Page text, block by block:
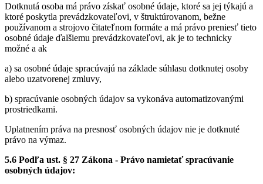
Dotknutá osoba má právo získať osobné údaje, ktoré sa jej týkajú a
ktoré poskytla prevádzkovateľovi, v štruktúrovanom, bežne
používanom a strojovo čitateľnom formáte a má právo preniesť tieto
osobné údaje ďalšiemu prevádzkovateľovi, ak je to technicky
možné a ak
a) sa osobné údaje spracúvajú na základe súhlasu dotknutej osoby
alebo uzatvorenej zmluvy,
b) spracúvanie osobných údajov sa vykonáva automatizovanými
prostriedkami.
Uplatnením práva na presnosť osobných údajov nie je dotknuté
právo na výmaz.
5.6 Podľa ust. § 27 Zákona - Právo namietať spracúvanie
osobných údajov: